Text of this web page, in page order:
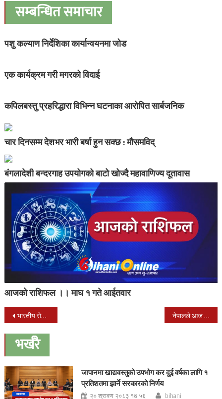
सम्बन्धित समाचार
पशु कल्याण निर्देशिका कार्यान्वयनमा जोड
एक कार्यक्रम गरी मगरको विदाई
कपिलबस्तु प्रहरिद्धारा विभिन्न घटनाका आरोपित सार्बजनिक
चार दिनसम्म देशभर भारी बर्षा हुन सक्छ : मौसमविद्
बंगलादेशी बन्दरगाह उपयोगको बाटो खोज्दै महावाणिज्य दूतावास
आजको राशिफल ।। माघ १ गते आईतवार
Post
navigation
भारतीय सेनाध्यक्ष विपिन रावत आज नेपाल आउँदै नेपालले आज केन्या संग खेल्ने
भर्खरै
जापानमा खाद्यवस्तुको उपभोग कर दुई वर्षका लागि १
प्रतिशतमा झार्ने सरकारको निर्णय
२० श्रावण २०८३ १७:५६ bihani